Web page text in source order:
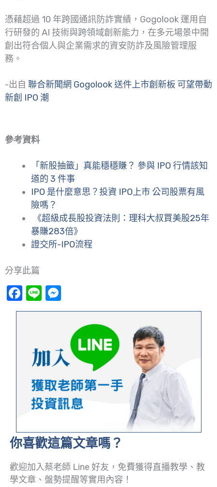
憑藉超過 10 年跨國通訊防詐實績，Gogolook 運用自
行研發的 AI 技術與跨領域創新能力，在多元場景中開
創出符合個人與企業需求的資安防詐及風險管理服
務。
-出自 聯合新聞網 Gogolook 送件上市創新板 可望帶動
新創 IPO 潮
參考資料
「新股抽籤」真能穩穩賺？ 參與 IPO 行情該知
道的 3 件事
IPO 是什麼意思？投資 IPO上市 公司股票有風
險嗎？
《超級成長股投資法則：理科大叔買美股25年
暴賺283倍》
證交所-IPO流程
分享此篇
Facebook
Line
你喜歡這篇文章嗎？
歡迎加入蔡老師 Line 好友，免費獲得直播教學、教
學文章、盤勢提醒等實用內容！